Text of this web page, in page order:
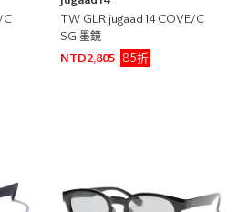
C
TW GLR jugaad14 COVE/C
SG 墨鏡
NTD2,805
85折